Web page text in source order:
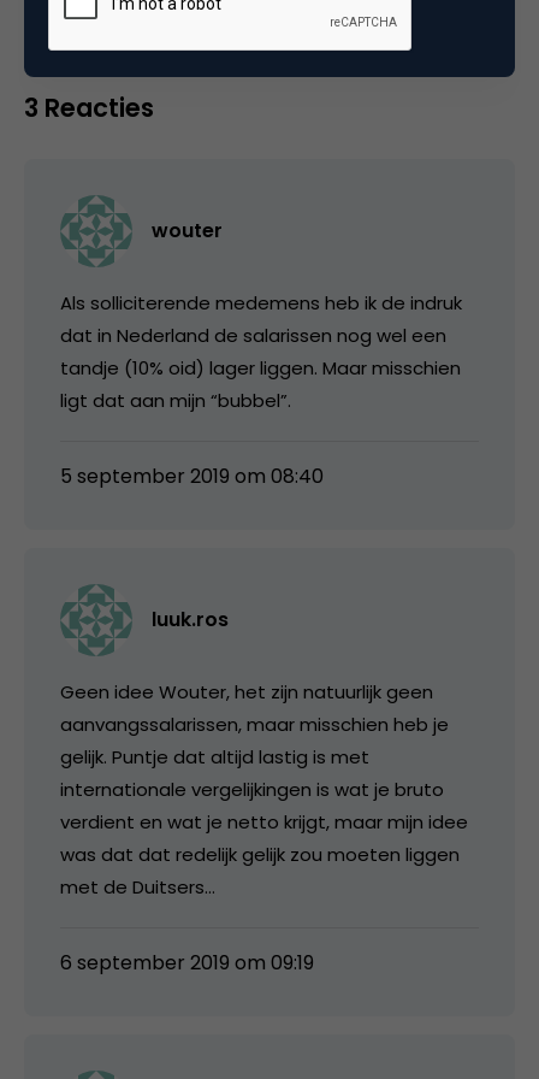
3 Reacties
wouter
Als solliciterende medemens heb ik de indruk
dat in Nederland de salarissen nog wel een
tandje (10% oid) lager liggen. Maar misschien
ligt dat aan mijn “bubbel”.
5 september 2019 om 08:40
luuk.ros
Geen idee Wouter, het zijn natuurlijk geen
aanvangssalarissen, maar misschien heb je
gelijk. Puntje dat altijd lastig is met
internationale vergelijkingen is wat je bruto
verdient en wat je netto krijgt, maar mijn idee
was dat dat redelijk gelijk zou moeten liggen
met de Duitsers…
6 september 2019 om 09:19